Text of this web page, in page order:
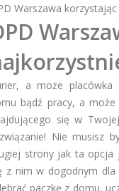
Warszawa
a może placówka
bądź pracy, a
się w
Nie musisz
strony jak ta opcja
z nim w dogodnym dla
paczkę z domu,